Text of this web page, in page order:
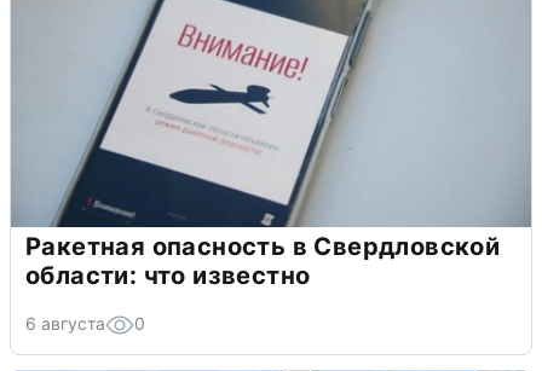
Ракетная опасность в Свердловской
области: что известно
6 августа 0